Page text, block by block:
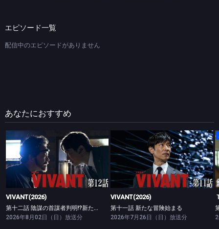
エピソード一覧
配信中のエピソードがありません
あなたにおすすめ
VIVANT(2026)
VIVANT(2026)
第十二話 陰謀の首謀者判明!?新たな仲間との対峙
2026年8月02日（日）放送分
VIVANT(2026)
第十一話 新たな冒険始まる
VIVANT(2026)
第十一話 新たな冒険始まる
2026年7月26日（日）放送分